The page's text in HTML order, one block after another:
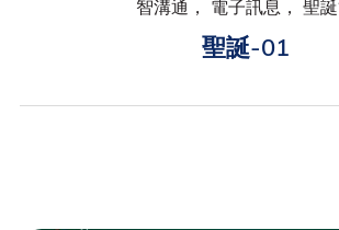
智溝通， 電子訊息， 聖
聖誕-01